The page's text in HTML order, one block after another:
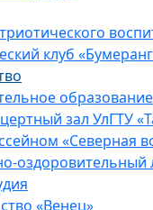
клуб
образование
зал УлГТУ
«Северная
оздоровительный
«Венец»